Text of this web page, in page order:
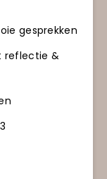
gesprekken
reflectie &